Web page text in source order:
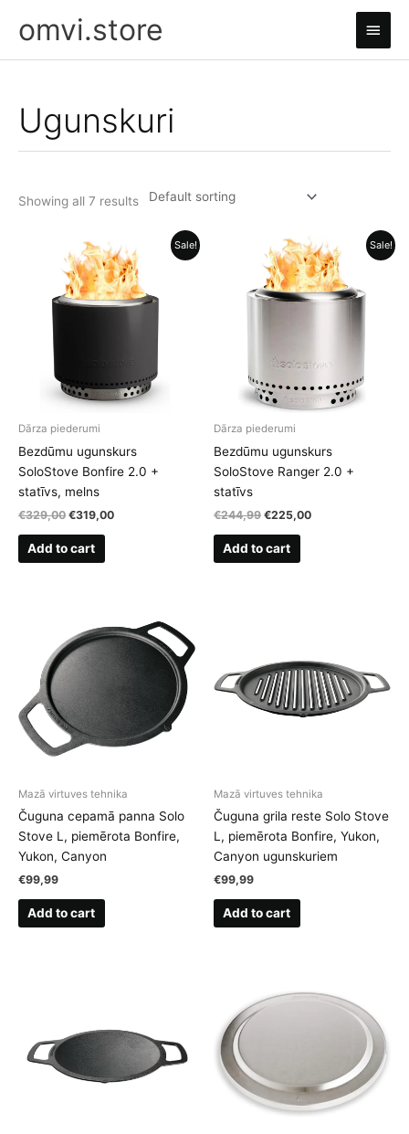
omvi.store
Main
Menu
Ugunskuri
Showing all 7 results
Sale!
Dārza piederumi
Bezdūmu ugunskurs
SoloStove Bonfire 2.0 +
statīvs, melns
€329,00 Original
was:
€329,00.
€319,00Current
Add to cart
Sale!
Dārza piederumi
Bezdūmu ugunskurs
SoloStove Ranger 2.0 +
statīvs
€244,99 Original
was:
€244,99.
€225,00Current
Add to cart
Mazā virtuves tehnika
Čuguna cepamā panna Solo
Stove L, piemērota Bonfire,
Yukon, Canyon
€99,99
Add to cart
Mazā virtuves tehnika
Čuguna grila reste Solo Stove
L, piemērota Bonfire, Yukon,
Canyon ugunskuriem
€99,99
Add to cart